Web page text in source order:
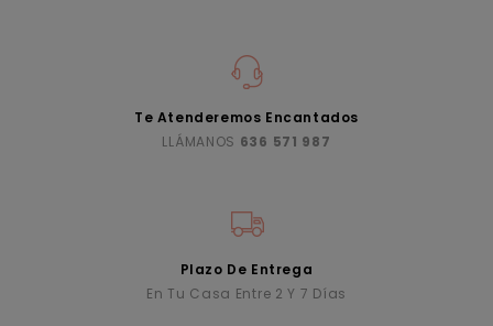
Te Atenderemos Encantados
LLÁMANOS 636 571 987
Plazo De Entrega
En Tu Casa Entre 2 Y 7 Días